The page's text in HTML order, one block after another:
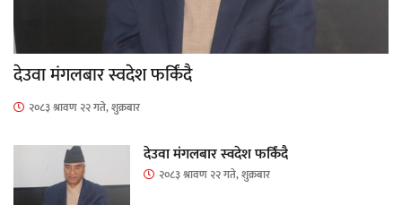
देउवा मंगलबार स्वदेश फर्किंदै
२०८३ श्रावण २२ गते, शुक्रबार
देउवा मंगलबार स्वदेश फर्किंदै
२०८३ श्रावण २२ गते, शुक्रबार